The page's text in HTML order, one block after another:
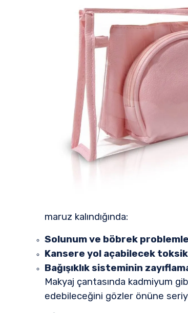
maruz kalındığında:
Solunum ve böbrek
Kansere yol açabilecek
Bağışıklık sisteminin
Makyaj çantasında kadmiyum
edebileceğini gözler önüne